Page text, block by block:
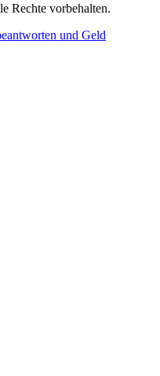
Rechte vorbehalten.